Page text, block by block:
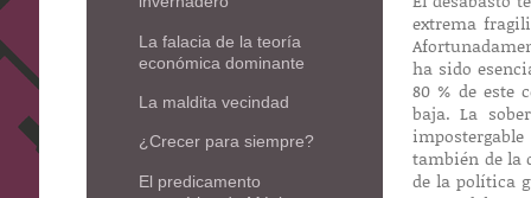
extrema
ha sido
80 % de este
baja. La
también de la
de la política
La falacia de la teoría
económica dominante
La maldita vecindad
¿Crecer para siempre?
El predicamento